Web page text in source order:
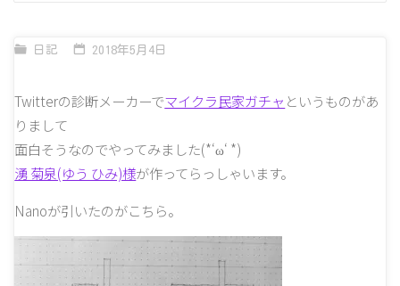
日記 2018年5月4日
Twitterの診断メーカーでマイクラ民家ガチャ というものがあ
りまして
面白そうなのでやってみました(*‘ω‘ *)
湧 菊泉(ゆう ひみ)様が作ってらっしゃいます。
Nanoが引いたのがこちら。